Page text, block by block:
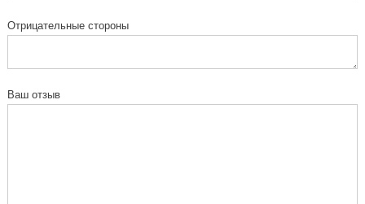
Отрицательные стороны
Ваш отзыв